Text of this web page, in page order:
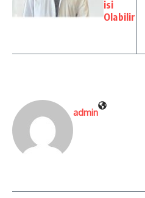
isi
Olabilir
admin